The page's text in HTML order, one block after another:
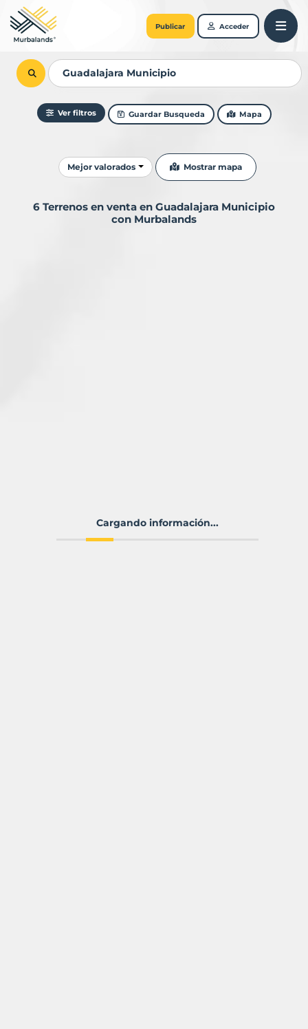
Publicar Acceder
Ver filtros Guardar Busqueda Mapa
Ordenar resultados
Mejor valorados Mostrar mapa
6 Terrenos en venta en Guadalajara Municipio
con Murbalands
Cargando información...